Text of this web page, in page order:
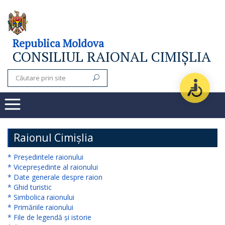
Consiliul
raional
Noutăți
Subdiviziuni
Secretarul
consiliului
raional
Aparatul
Republica Moldova
CONSILIUL RAIONAL CIMIȘLIA
Raionul Cimișlia
* Președintele raionului
* Vicepreședinte al raionului
* Date generale despre raion
* Ghid turistic
* Simbolica raionului
* Primăriile raionului
* File de legendă și istorie